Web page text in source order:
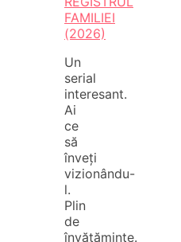
FAMILIEI
(2026)
Un
serial
interesant.
Ai
ce
să
înveți
vizionându-
l.
Plin
de
învățăminte.